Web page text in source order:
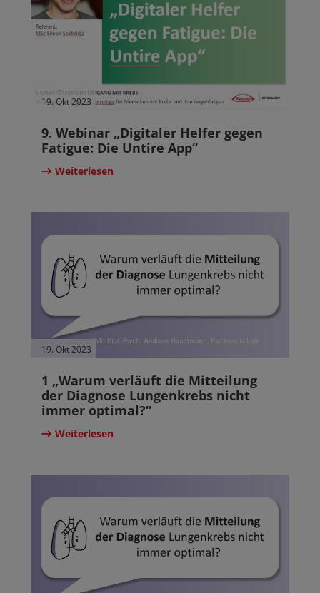
19. Okt 2023
9. Webinar „Digitaler Helfer gegen
Fatigue: Die Untire App“
Weiterlesen
19. Okt 2023
1 „Warum verläuft die Mitteilung
der Diagnose Lungenkrebs nicht
immer optimal?“
Weiterlesen